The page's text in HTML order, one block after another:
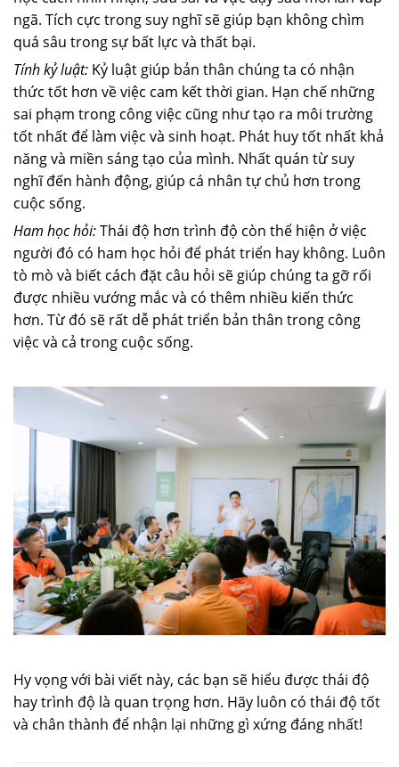
ngã. Tích cực trong suy nghĩ sẽ giúp bạn không chìm
quá sâu trong sự bất lực và thất bại.
Tính kỷ luật: Kỷ luật giúp bản thân chúng ta có nhận
thức tốt hơn về việc cam kết thời gian. Hạn chế những
sai phạm trong công việc cũng như tạo ra môi trường
tốt nhất để làm việc và sinh hoạt. Phát huy tốt nhất khả
năng và miền sáng tạo của mình. Nhất quán từ suy
nghĩ đến hành động, giúp cá nhân tự chủ hơn trong
cuộc sống.
Ham học hỏi:Thái độ hơn trình độ còn thể hiện ở việc
người đó có ham học hỏi để phát triển hay không. Luôn
tò mò và biết cách đặt câu hỏi sẽ giúp chúng ta gỡ rối
được nhiều vướng mắc và có thêm nhiều kiến thức
hơn. Từ đó sẽ rất dễ phát triển bản thân trong công
việc và cả trong cuộc sống.
Hy vọng với bài viết này, các bạn sẽ hiểu được thái độ
hay trình độ là quan trọng hơn. Hãy luôn có thái độ tốt
và chân thành để nhận lại những gì xứng đáng nhất!